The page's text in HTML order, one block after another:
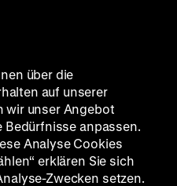
über die
auf unserer
wir unser Angebot
anpassen.
Analyse Cookies
erklären Sie sich
Zwecken setzen.